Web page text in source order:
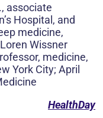
associate
Hospital, and
medicine,
Wissner
medicine,
York City; April
HealthDay